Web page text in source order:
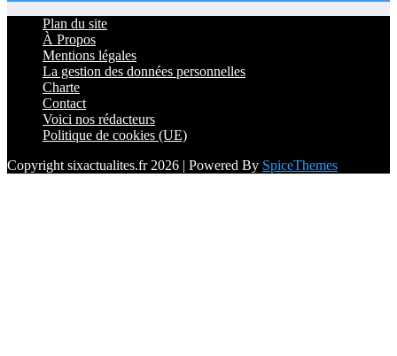
Plan du site
À Propos
Mentions légales
La gestion des données personnelles
Charte
Contact
Voici nos rédacteurs
Politique de cookies (UE)
Copyright sixactualites.fr 2026 | Powered By SpiceThemes